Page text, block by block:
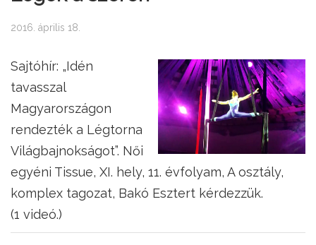
2016. április 18.
Sajtóhír: „Idén
tavasszal
Magyarországon
rendezték a Légtorna
Világbajnokságot”. Női
egyéni Tissue, XI. hely, 11. évfolyam, A osztály,
komplex tagozat, Bakó Esztert kérdezzük.
(1 videó.)